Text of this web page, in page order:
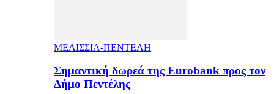
ΜΕΛΙΣΣΙΑ-ΠΕΝΤΕΛΗ
Σημαντική δωρεά της Eurobank προς τον
Δήμο Πεντέλης